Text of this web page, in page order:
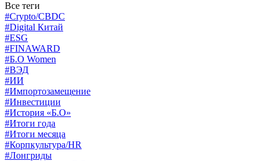
Все теги
#Crypto/CBDC
#Digital Китай
#ESG
#FINAWARD
#Б.О Women
#ВЭД
#ИИ
#Импортозамещение
#Инвестиции
#История «Б.О»
#Итоги года
#Итоги месяца
#Корпкультура/HR
#Лонгриды